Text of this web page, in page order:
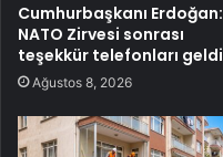
Cumhurbaşkanı Erdoğan:
NATO Zirvesi sonrası
teşekkür telefonları geldi
Ağustos 8, 2026